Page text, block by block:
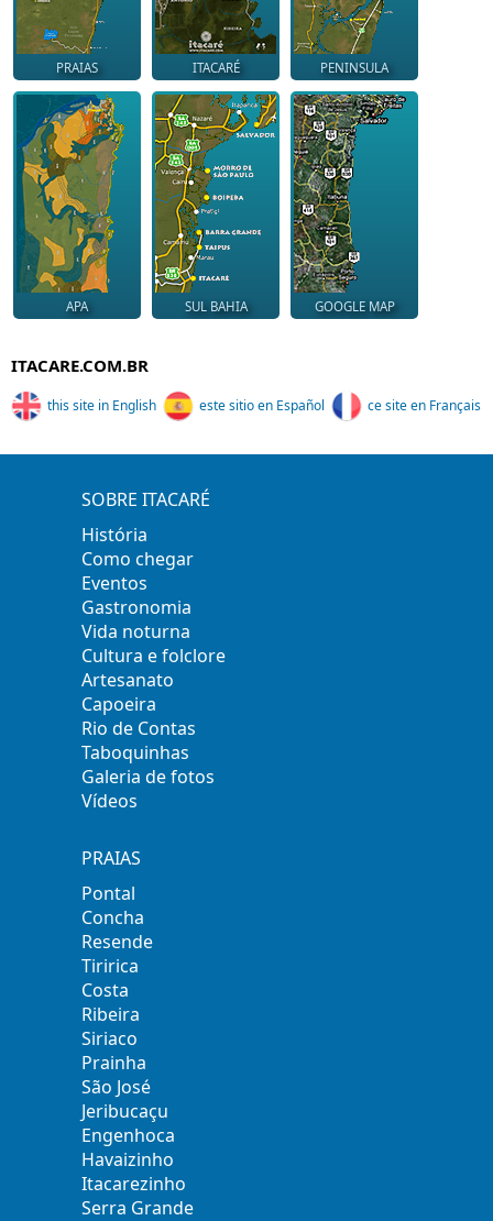
PRAIAS ITACARÉ PENINSULA
APA SUL BAHIA GOOGLE MAP
ITACARE.COM.BR
this site in English este sitio en Español ce site en Français
SOBRE ITACARÉ
História
Como chegar
Eventos
Gastronomia
Vida noturna
Cultura e folclore
Artesanato
Capoeira
Rio de Contas
Taboquinhas
Galeria de fotos
Vídeos
PRAIAS
Pontal
Concha
Resende
Tiririca
Costa
Ribeira
Siriaco
Prainha
São José
Jeribucaçu
Engenhoca
Havaizinho
Itacarezinho
Serra Grande